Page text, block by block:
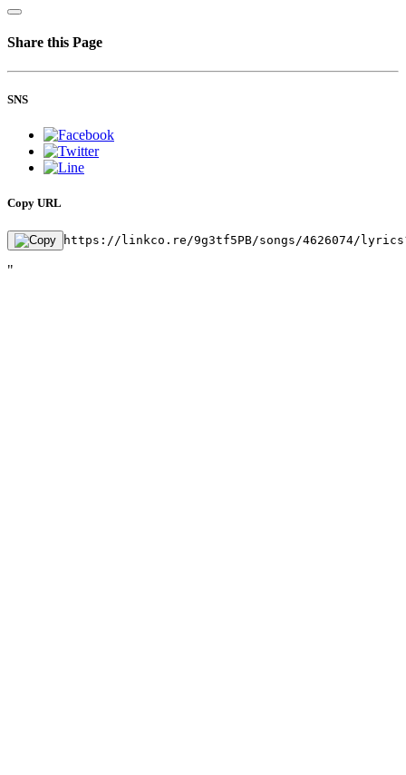
Share this Page
SNS
Copy URL
https://linkco.re/9g3tf5PB/songs/4626074/
"